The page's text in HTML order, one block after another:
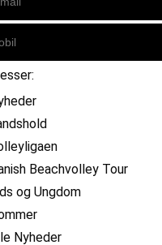
Beachvolley Tour
og Ungdom
Nyheder